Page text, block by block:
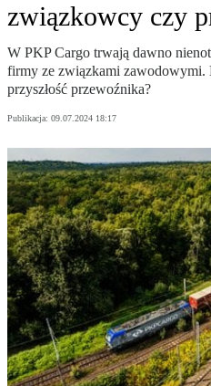
związkowcy czy
W PKP Cargo trwają dawno
firmy ze związkami zawodowymi.
przyszłość przewoźnika?
Publikacja: 09.07.2024 18:17